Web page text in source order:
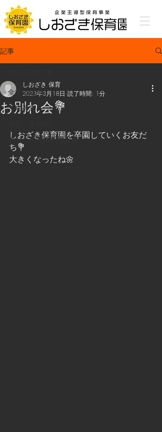
記事
全ての記事
入園募集
ホーム画面掲載用記事
お別れ会💐
しおざき 保育
2023年3月18日 読了時間: 1分
しおざき保育園を卒園していくお友だ
ち💐
大きくなったね🌼